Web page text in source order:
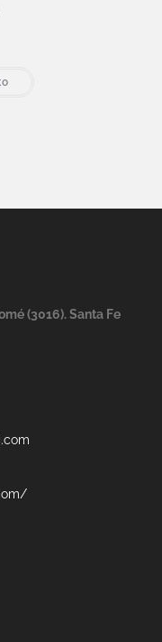
(3016). Santa Fe